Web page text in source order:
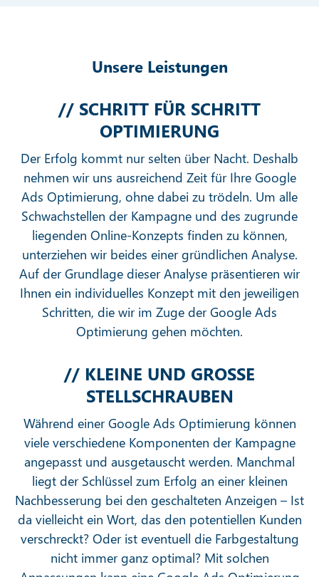
Unsere Leistungen
// SCHRITT FÜR SCHRITT
OPTIMIERUNG
Der Erfolg kommt nur selten über Nacht. Deshalb
nehmen wir uns ausreichend Zeit für Ihre Google
Ads Optimierung, ohne dabei zu trödeln. Um alle
Schwachstellen der Kampagne und des zugrunde
liegenden Online-Konzepts finden zu können,
unterziehen wir beides einer gründlichen Analyse.
Auf der Grundlage dieser Analyse präsentieren wir
Ihnen ein individuelles Konzept mit den jeweiligen
Schritten, die wir im Zuge der Google Ads
Optimierung gehen möchten.
// KLEINE UND GROSSE
STELLSCHRAUBEN
Während einer Google Ads Optimierung können
viele verschiedene Komponenten der Kampagne
angepasst und ausgetauscht werden. Manchmal
liegt der Schlüssel zum Erfolg an einer kleinen
Nachbesserung bei den geschalteten Anzeigen – Ist
da vielleicht ein Wort, das den potentiellen Kunden
verschreckt? Oder ist eventuell die Farbgestaltung
nicht immer ganz optimal? Mit solchen